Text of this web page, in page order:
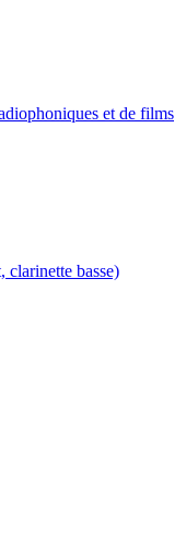
et de films
clarinette basse)